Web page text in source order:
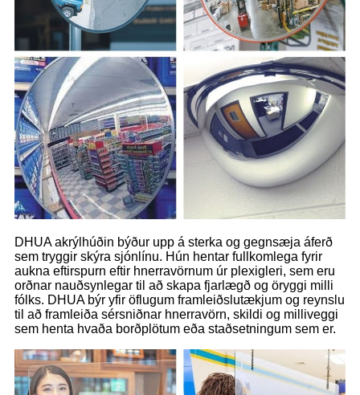
DHUA akrýlhúðin býður upp á sterka og gegnsæja áferð
sem tryggir skýra sjónlínu. Hún hentar fullkomlega fyrir
aukna eftirspurn eftir hnerravörnum úr plexigleri, sem eru
orðnar nauðsynlegar til að skapa fjarlægð og öryggi milli
fólks. DHUA býr yfir öflugum framleiðslutækjum og reynslu
til að framleiða sérsniðnar hnerravörn, skildi og milliveggi
sem henta hvaða borðplötum eða staðsetningum sem er.